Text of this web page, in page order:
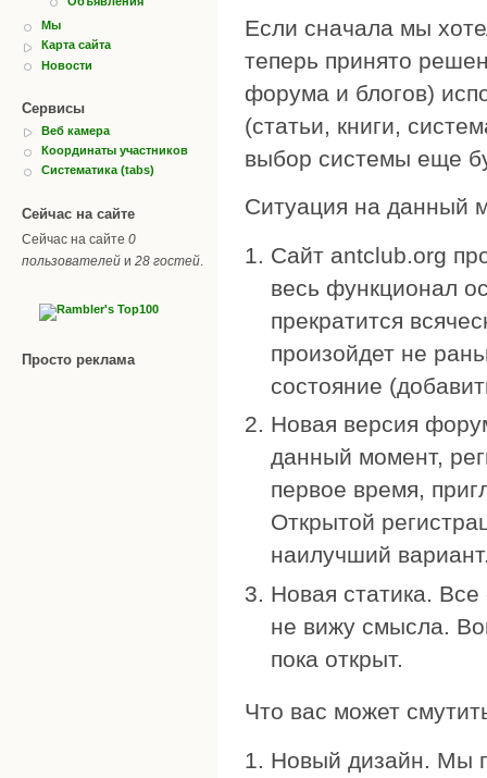
Мы
Карта сайта
Новости
Сервисы
Веб камера
Координаты участников
Систематика (tabs)
Сейчас на сайте
Сейчас на сайте 0
пользователей и 28 гостей
Просто реклама
Если сначала мы
теперь принято
форума и блогов)
(статьи, книги,
выбор системы еще
Ситуация на данный
Сайт antclub.org
весь функционал
прекратится
произойдет не
состояние
Новая версия
данный момент,
первое время,
Открытой
наилучший
Новая статика.
не вижу смысла.
пока открыт.
Что вас может
Новый дизайн. Мы